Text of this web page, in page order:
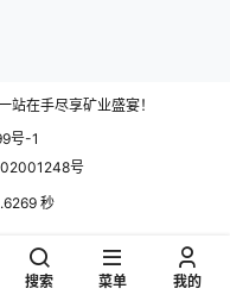
在手尽享矿业盛宴！
号-1
号
秒
搜索 菜单 我的